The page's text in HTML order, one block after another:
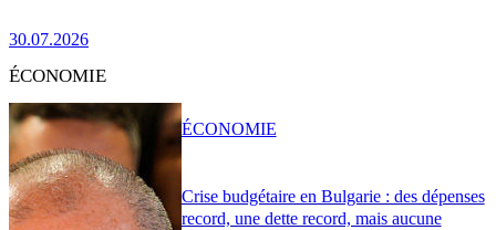
30.07.2026
ÉCONOMIE
Crise budgétaire en Bulgarie : des dépenses
record, une dette record, mais aucune
ÉCONOMIE